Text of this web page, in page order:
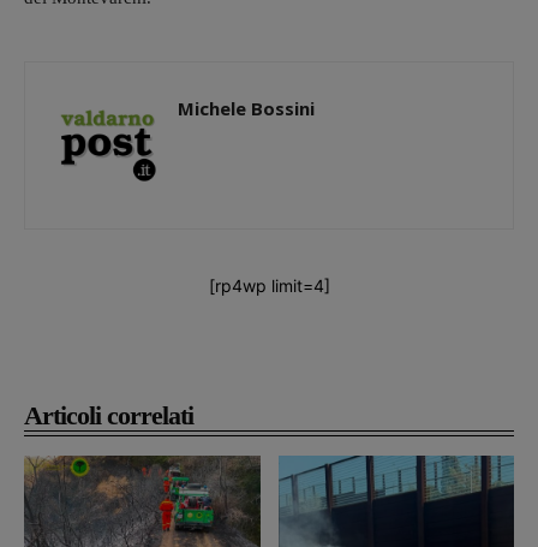
Articoli correlati
Michele Bossini
[rp4wp limit=4]